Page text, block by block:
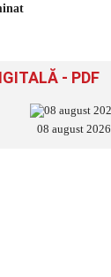
- PDF
08 august 2026